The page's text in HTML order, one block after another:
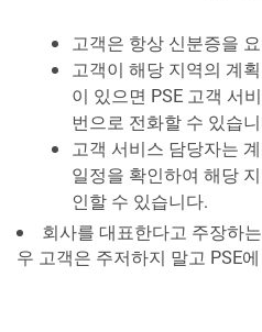
고객은 항상 신분증을
고객이 해당 지역의 계
이 있으면 PSE 고객 서
번으로 전화할 수 있습
고객 서비스 담당자는
일정을 확인하여 해당
인할 수 있습니다.
회사를 대표한다고 주장하
우 고객은 주저하지 말고 PSE